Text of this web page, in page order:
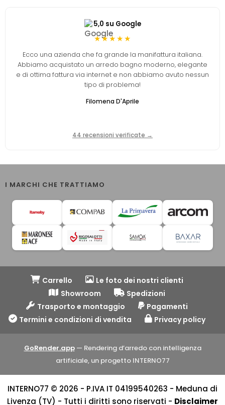
5,0 su Google
★★★★★
Ecco una azienda che fa grande la manifattura italiana.
Abbiamo acquistato un arredo bagno moderno, elegante
e di ottima fattura via internet e non abbiamo avuto nessun
tipo di problema!
Filomena D'Aprile
44 recensioni verificate →
I MARCHI CHE TRATTIAMO
Carrello
Le foto dei nostri clienti
Showroom
Spedizioni
Trasporto e montaggio
Pagamenti
Termini e condizioni di vendita
Privacy policy
GoRender.app— Rendering d’arredo con intelligenza
artificiale, un progetto INTERNO77
INTERNO77 © 2026 - P.IVA IT 04199540263 - Meduna di
Livenza (TV) - Tutti i diritti sono riservati - Disclaimer